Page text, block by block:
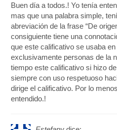
Buen día a todos.! Yo tenía
mas que una palabra simple,
abreviación de la frase “De
consiguiente tiene una
que este calificativo se usaba
exclusivamente personas de la
tiempo este calificativo si hizo
siempre con uso respetuoso
dirige el calificativo. Por lo
entendido.!